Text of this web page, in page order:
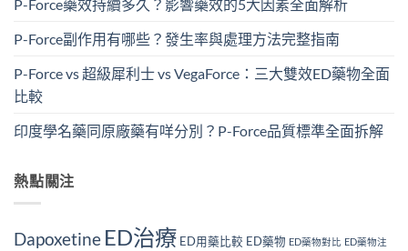
P-Force藥效持續多久？影響藥效的5大因素全面解析
P-Force副作用有哪些？發生率與處理方法完整指南
P-Force vs 超級犀利士 vs VegaForce：三大雙效ED藥物全面
比較
印度學名藥同原廠藥有咩分別？P-Force品質標準全面拆解
熱點關注
Dapoxetine ED治療 ED用藥比較 ED藥物 ED藥物對比 ED藥物注